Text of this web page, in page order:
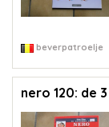
beverpatroelje
nero 120: de